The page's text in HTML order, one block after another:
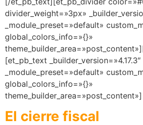
divider_weight=»3px»
_module_preset=»default»
global_colors_info=»{}»
[et_pb_text _builder_version=»4.17.3″
_module_preset=»default»
global_colors_info=»{}»
theme_builder_area=»post_content»]
El cierre fiscal